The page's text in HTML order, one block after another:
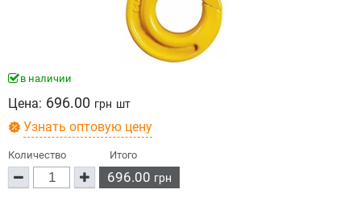
в наличии
Цена: 696.00 грн шт
Узнать оптовую цену
Количество Итого
696.00 грн